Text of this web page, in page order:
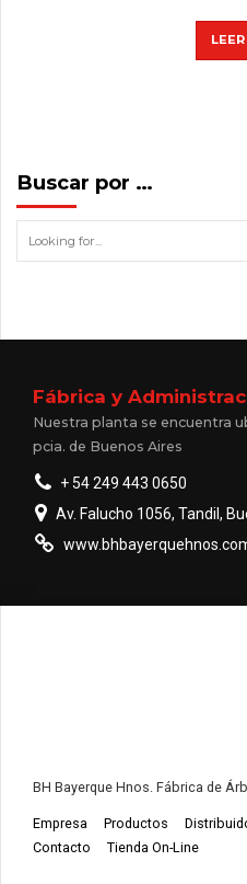
Buscar por …
Fábrica y
Nuestra planta se encuentra
pcia. de Buenos Aires
+ 54 249 443 0650
Av. Falucho 1056, Tandil,
BH Bayerque Hnos. Fábrica de
Empresa Productos
Contacto
Tienda On-Line